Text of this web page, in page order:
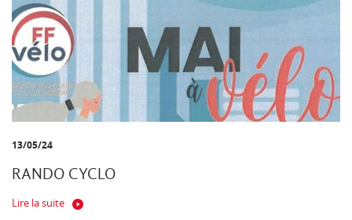
13/05/24
RANDO CYCLO
Lire la suite